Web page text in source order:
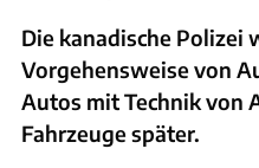
Die kanadische Polizei
Vorgehensweise von
Autos mit Technik von
Fahrzeuge später.